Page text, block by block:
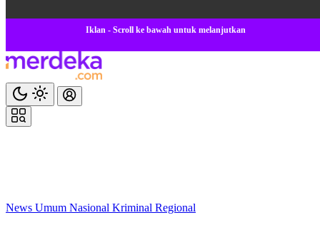
Iklan - Scroll ke bawah untuk melanjutkan
News Umum Nasional Kriminal Regional